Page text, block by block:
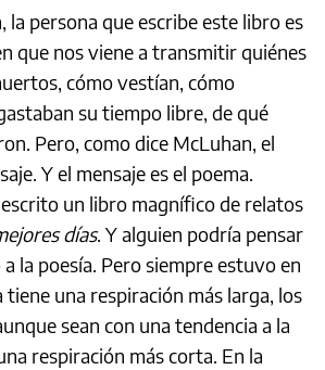
la persona que escribe este libro es
que nos viene a transmitir quiénes
cómo vestían, cómo
su tiempo libre, de qué
Pero, como dice McLuhan, el
Y el mensaje es el poema.
un libro magnífico de relatos
días. Y alguien podría pensar
la poesía. Pero siempre estuvo en
tiene una respiración más larga, los
sean con una tendencia a la
respiración más corta. En la